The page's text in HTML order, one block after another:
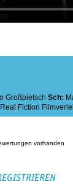
Großpietsch Sch:
Real Fiction
vorhanden